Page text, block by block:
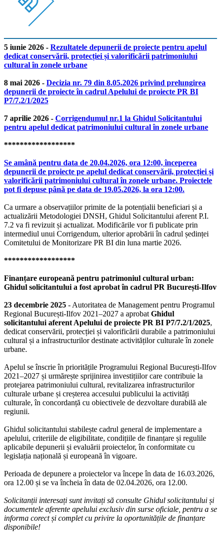
5 iunie 2026 - Rezultatele depunerii de proiecte pentru apelul
dedicat conservării, protecției și valorificării patrimoniului
cultural în zonele urbane
8 mai 2026 - Decizia nr. 79 din 8.05.2026 privind prelungirea
depunerii de proiecte în cadrul Apelului de proiecte PR BI
P7/7.2/1/2025
7 aprilie 2026 - Corrigendumul nr.1 la Ghidul Solicitantului
pentru apelul dedicat patrimoniului cultural în zonele urbane
******************
Se amână pentru data de 20.04.2026, ora 12:00, începerea
depunerii de proiecte pe apelul dedicat conservării, protecției și
valorificării patrimoniului cultural în zonele urbane. Proiectele
pot fi depuse până pe data de 19.05.2026, la ora 12:00.
Ca urmare a observațiilor primite de la potențialii beneficiari și a
actualizării Metodologiei DNSH, Ghidul Solicitantului aferent P.I.
7.2 va fi revizuit și actualizat. Modificările vor fi publicate prin
intermediul unui Corrigendum, ulterior aprobării în cadrul ședinței
Comitetului de Monitorizare PR BI din luna martie 2026.
******************
Finanțare europeană pentru patrimoniul cultural urban:
Ghidul solicitantului a fost aprobat în cadrul PR București-Ilfov
23 decembrie 2025 - Autoritatea de Management pentru Programul
Regional București-Ilfov 2021–2027 a aprobat Ghidul
solicitantului aferent Apelului de proiecte PR BI P7/7.2/1/2025,
dedicat conservării, protecției și valorificării durabile a patrimoniului
cultural și a infrastructurilor destinate activităților culturale în zonele
urbane.
Apelul se înscrie în prioritățile Programului Regional București-Ilfov
2021–2027 și urmărește sprijinirea investițiilor care contribuie la
protejarea patrimoniului cultural, revitalizarea infrastructurilor
culturale urbane și creșterea accesului publicului la activități
culturale, în concordanță cu obiectivele de dezvoltare durabilă ale
regiunii.
Ghidul solicitantului stabilește cadrul general de implementare a
apelului, criteriile de eligibilitate, condițiile de finanțare și regulile
aplicabile depunerii și evaluării proiectelor, în conformitate cu
legislația națională și europeană în vigoare.
Perioada de depunere a proiectelor va începe în data de 16.03.2026,
ora 12.00 și se va încheia în data de 02.04.2026, ora 12.00.
Solicitanții interesați sunt invitați să consulte Ghidul solicitantului și
documentele aferente apelului exclusiv din surse oficiale, pentru a se
informa corect și complet cu privire la oportunitățile de finanțare
disponibile!